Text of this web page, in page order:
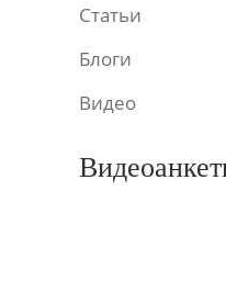
Статьи
Блоги
Видео